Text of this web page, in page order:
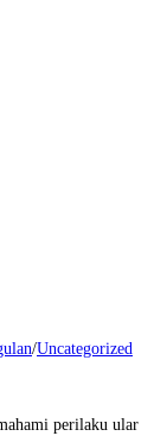
/Uncategorized
perilaku ular